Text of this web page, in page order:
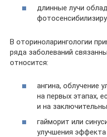
длинные лучи
В оториноларингологии
ряда заболеваний
относится:
ангина, облучение
на первых этапах,
и на
гайморит или
улучшения